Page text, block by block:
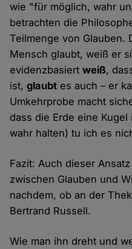
wie "für möglich, wahr
betrachten die
Teilmenge von Glauben.
Mensch glaubt, weiß er
evidenzbasiertweiß,
ist,glaubt es auch – er
Umkehrprobe macht
dass die Erde eine
wahr halten) tu ich es
Fazit: Auch dieser
zwischen Glauben und
nachdem, ob an der
Bertrand Russell.
Wie man ihn dreht und